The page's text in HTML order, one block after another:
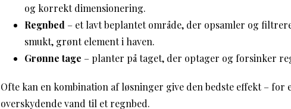
og korrekt dimensionering.
Regnbed – et lavt beplantet område, der opsamler og
smukt, grønt element i haven.
Grønne tage – planter på taget, der optager og forsinker
Ofte kan en kombination af løsninger give den bedste effekt –
overskydende vand til et regnbed.